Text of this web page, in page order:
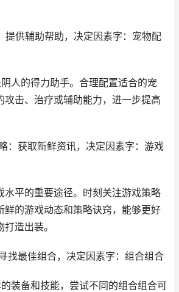
提供辅助帮助，决定因素字：宠物配
人的得力助手。合理配置适合的宠
攻击、治疗或辅助能力，进一步提高
：获取新鲜资讯，决定因素字：游戏
水平的重要途径。时刻关注游戏策略
鲜的游戏动态和策略诀窍，能够更好
造出装。
找最佳组合，决定因素字：组合组合
装备和技能，尝试不同的组合组合可